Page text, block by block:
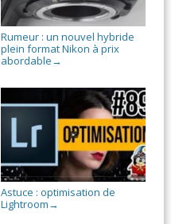
Rumeur : un nouvel hybride
plein format Nikon à prix
abordable →
Astuce : optimisation de
Lightroom →